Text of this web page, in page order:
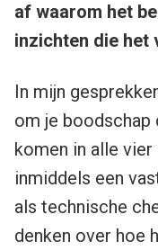
af waarom het
inzichten die het
In mijn
om je boodschap
komen in alle vier
inmiddels een
als technische
denken over hoe